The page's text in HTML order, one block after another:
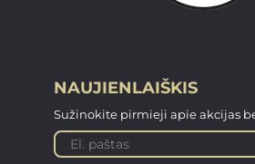
NAUJIENLAIŠKIS
Sužinokite pirmieji apie akcijas